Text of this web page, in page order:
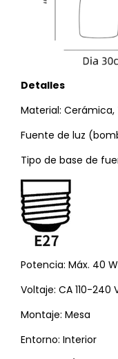
Detalles
Material: Cerámica,
Fuente de luz
Tipo de base de
Potencia: Máx. 40 W
Voltaje: CA 110-240
Montaje: Mesa
Entorno: Interior